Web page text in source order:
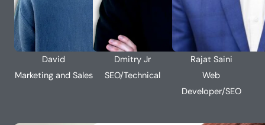
David
Marketing and Sales
Dmitry Jr
SEO/Technical
Rajat Saini
Web
Developer/SEO